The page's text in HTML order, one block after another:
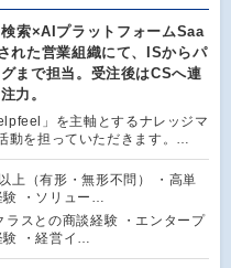
索×AIプラットフォームSaa
れた営業組織にて、ISからパ
まで担当。受注後はCSへ連
力。
」を主軸とするナレッジマ
動を担っていただきます。…
上（有形・無形不問） ・高単
験 ・ソリュー…
ラスとの商談経験 ・エンタープ
験 ・経営イ…